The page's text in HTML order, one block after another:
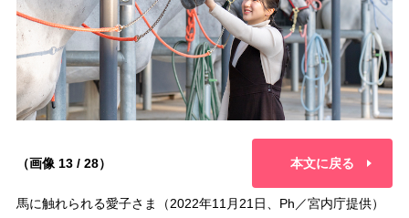
（画像 13 / 28） 本文に戻る
馬に触れられる愛子さま（2022年11月21日、Ph／宮内庁提供）